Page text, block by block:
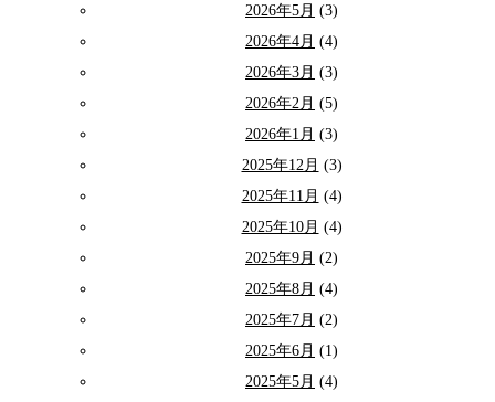
2026年5月 (3)
2026年4月 (4)
2026年3月 (3)
2026年2月 (5)
2026年1月 (3)
2025年12月 (3)
2025年11月 (4)
2025年10月 (4)
2025年9月 (2)
2025年8月 (4)
2025年7月 (2)
2025年6月 (1)
2025年5月 (4)